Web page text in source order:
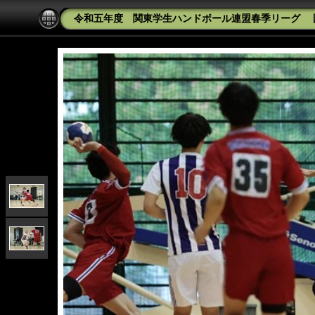
令和五年度 関東学生ハンドボール連盟春季リー